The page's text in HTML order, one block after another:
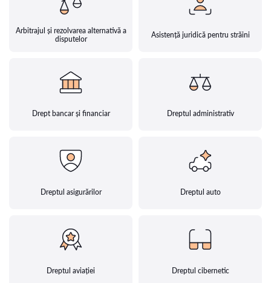
Arbitrajul și rezolvarea alternativă a
disputelor
Asistență juridică pentru străini
Drept bancar și financiar Dreptul administrativ
Dreptul asigurărilor Dreptul auto
Dreptul aviației Dreptul cibernetic